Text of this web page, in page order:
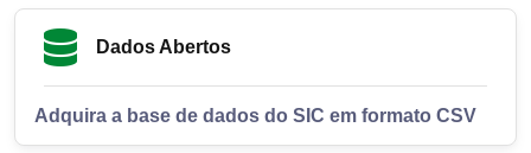
Dados Abertos
Adquira a base de dados do SIC em formato CSV